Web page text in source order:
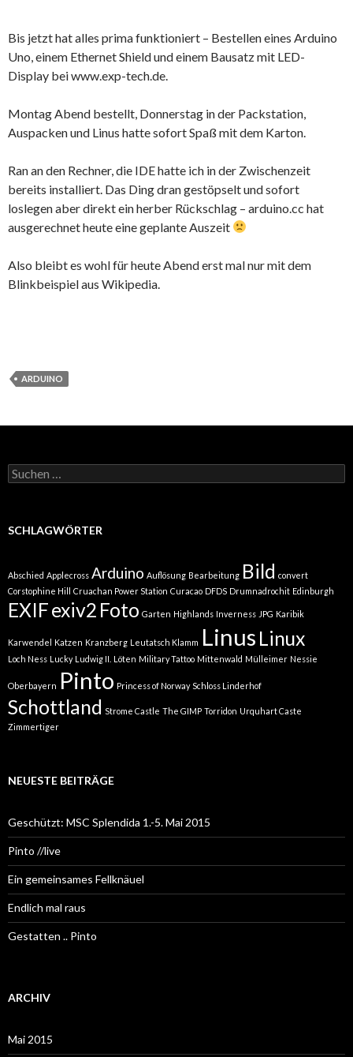
Bis jetzt hat alles prima funktioniert – Bestellen eines Arduino
Uno, einem Ethernet Shield und einem Bausatz mit LED-
Display bei www.exp-tech.de.
Montag Abend bestellt, Donnerstag in der Packstation,
Auspacken und Linus hatte sofort Spaß mit dem Karton.
Ran an den Rechner, die IDE hatte ich in der Zwischenzeit
bereits installiert. Das Ding dran gestöpselt und sofort
loslegen aber direkt ein herber Rückschlag – arduino.cc hat
ausgerechnet heute eine geplante Auszeit
Also bleibt es wohl für heute Abend erst mal nur mit dem
Blinkbeispiel aus Wikipedia.
ARDUINO
Suchen
nach:
SCHLAGWÖRTER
Abschied Applecross Arduino Auflösung Bearbeitung Bild convert
Corstophine Hill Cruachan Power Station Curacao DFDS Drumnadrochit Edinburgh
EXIFexiv2 Foto Garten Highlands Inverness JPG Karibik
Karwendel Katzen Kranzberg Leutatsch Klamm Linus Linux
Loch Ness Lucky Ludwig II. Löten Military Tattoo Mittenwald Mülleimer Nessie
Oberbayern Pinto Princess of Norway Schloss Linderhof
Schottland Strome Castle The GIMP Torridon Urquhart Caste
Zimmertiger
NEUESTE BEITRÄGE
Geschützt: MSC Splendida 1.-5. Mai 2015
Pinto //live
Ein gemeinsames Fellknäuel
Endlich mal raus
Gestatten .. Pinto
ARCHIV
Mai 2015